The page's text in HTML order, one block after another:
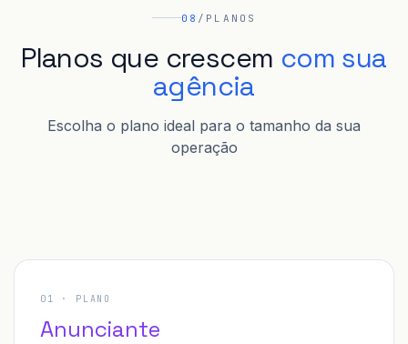
08 / PLANOS
Planos que crescem com sua
agência
Escolha o plano ideal para o tamanho da sua
operação
01 · PLANO
Anunciante